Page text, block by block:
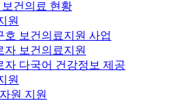
보건의료 현황
원
호 보건의료지원 사업
자 보건의료지원
자 다국어 건강정보 제공
원
원 지원